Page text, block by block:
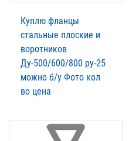
Куплю фланцы
стальные плоские и
воротников
Ду-500/600/800 ру-25
можно б/у Фото кол
во цена